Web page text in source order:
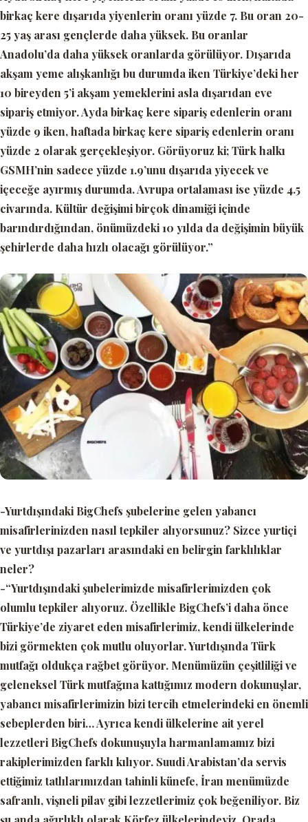
birkaç kere dışarıda yiyenlerin oranı yüzde 7. Bu oran 20-
25 yaş arası gençlerde daha yüksek. Bu oranlar
Anadolu’da daha yüksek oranlarda görülüyor. Dışarıda
akşam yeme alışkanlığı bu durumda iken Türkiye’deki her
10 bireyden 5’i akşam yemeklerini asla dışarıdan eve
sipariş etmiyor. Ayda birkaç kere sipariş edenlerin oranı
yüzde 9 iken, haftada birkaç kere sipariş edenlerin oranı
yüzde 2 olarak gerçekleşiyor. Görüyoruz ki; Türk halkı
GSMH’nin sadece yüzde 1.9’unu dışarıda yiyecek ve
içeceğe ayırmış durumda. Avrupa ortalaması ise yüzde 4.5
civarında. Kültür değişimi birçok dinamiği içinde
barındırdığından, önümüzdeki 10 yılda da değişimin büyük
şehirlerde daha hızlı olacağı görülüyor.”
-Yurtdışındaki BigChefs şubelerine gelen yabancı
misafirlerinizden nasıl tepkiler alıyorsunuz? Sizce yurtiçi
ve yurtdışı pazarları arasındaki en belirgin farklılıklar
neler?
-“Yurtdışındaki şubelerimizde misafirlerimizden çok
olumlu tepkiler alıyoruz. Özellikle BigChefs’i daha önce
Türkiye’de ziyaret eden misafirlerimiz, kendi ülkelerinde
bizi görmekten çok mutlu oluyorlar. Yurtdışında Türk
mutfağı oldukça rağbet görüyor. Menümüzün çeşitliliği ve
geleneksel Türk mutfağına kattığımız modern dokunuşlar,
yabancı misafirlerimizin bizi tercih etmelerindeki en önemli
sebeplerden biri… Ayrıca kendi ülkelerine ait yerel
lezzetleri BigChefs dokunuşuyla harmanlamamız bizi
rakiplerimizden farklı kılıyor. Suudi Arabistan’da servis
ettiğimiz tatlılarımızdan tahinli künefe, İran menümüzde
safranlı, vişneli pilav gibi lezzetlerimiz çok beğeniliyor. Biz